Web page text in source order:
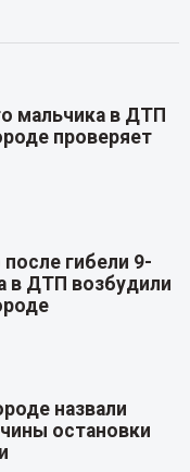
мальчика в ДТП
проверяет
гибели 9-
в ДТП возбудили
назвали
остановки